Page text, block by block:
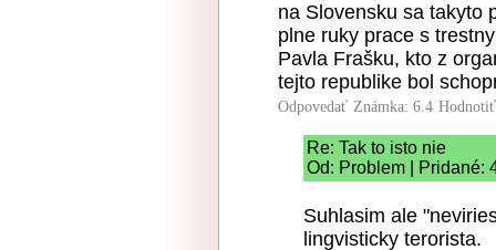
na Slovensku sa takyto
plne ruky prace s
Pavla Frašku, kto z
tejto republike bol
Odpovedať Známka: 6.4
Re: Tak to isto nie
Od: Problem | Pridané:
Suhlasim ale
lingvisticky terorista.